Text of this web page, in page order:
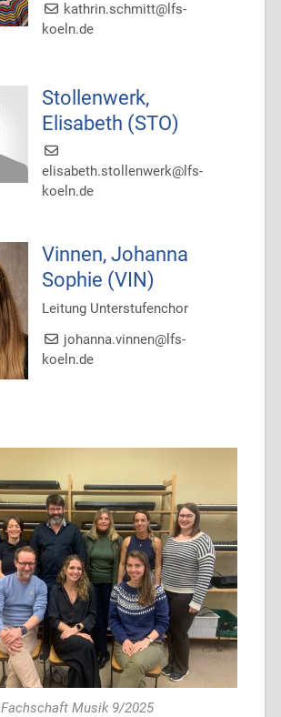
kathrin.schmitt@lfs-
koeln.de
Stollenwerk,
Elisabeth (STO)
elisabeth.stollenwerk@lfs-
koeln.de
Vinnen, Johanna
Sophie (VIN)
Leitung Unterstufenchor
johanna.vinnen@lfs-
koeln.de
Fachschaft Musik 9/2025